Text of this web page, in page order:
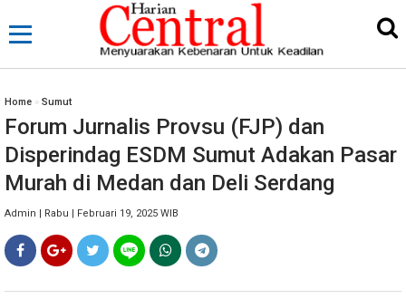
Home » Sumut
Forum Jurnalis Provsu (FJP) dan
Disperindag ESDM Sumut Adakan Pasar
Murah di Medan dan Deli Serdang
Admin | Rabu | Februari 19, 2025 WIB